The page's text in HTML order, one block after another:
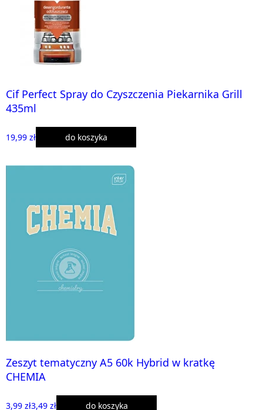
Cif Perfect Spray do Czyszczenia Piekarnika Grill
435ml
19,99 zł do koszyka
Zeszyt tematyczny A5 60k Hybrid w kratkę
CHEMIA
3,99 zł3,49 zł do koszyka